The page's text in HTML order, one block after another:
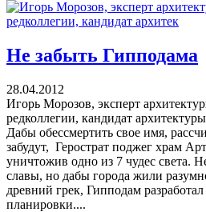
Не забыть Гипподама
28.04.2012
Игорь Морозов, эксперт
редколлегии, кандидат
Дабы обессмертить свое имя,
забудут, Герострат поджег храм
уничтожив одно из 7 чудес света.
славы, но дабы города жили
древний грек, Гипподам
планировки....